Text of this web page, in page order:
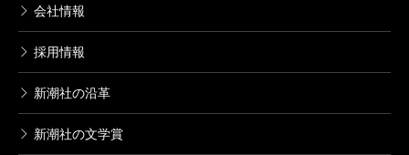
会社情報
採用情報
新潮社の沿革
新潮社の文学賞